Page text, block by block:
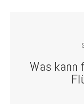
Was kann